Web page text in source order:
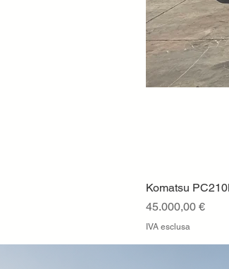
Komatsu
Prezzo
45.000,00 €
IVA esclusa